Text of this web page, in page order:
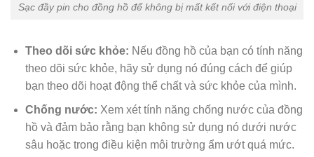
Sạc đầy pin cho đồng hồ để không bị mất kết nối với điện thoại
Theo dõi sức khỏe: Nếu đồng hồ của bạn có tính năng
theo dõi sức khỏe, hãy sử dụng nó đúng cách để giúp
bạn theo dõi hoạt động thể chất và sức khỏe của mình.
Chống nước: Xem xét tính năng chống nước của đồng
hồ và đảm bảo rằng bạn không sử dụng nó dưới nước
sâu hoặc trong điều kiện môi trường ẩm ướt quá mức.